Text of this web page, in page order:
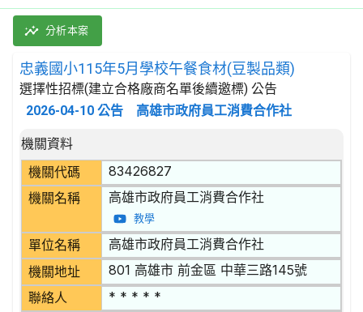
忠義國小115年5月學校午餐食材(豆製品類) 招標公告 | 案號
採購類別：財物類 肉類,魚,果實,蔬菜,及油脂 | 招標方式：
分析本案
忠義國小115年5月學校午餐食材(豆製品類)
選擇性招標(建立合格廠商名單後續邀標) 公告
2026-04-10 公告 高雄市政府員工消費合作社
招標公告詳細內容
機關資料
機關代碼
83426827
機關名稱 高雄市政府員工消費合作社
教學
單位名稱 高雄市政府員工消費合作社
機關地址 801 高雄市 前金區 中華三路145號
聯絡人 * * * * *